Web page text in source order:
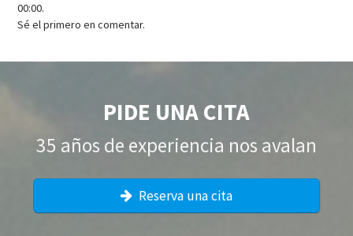
00:00.
Sé el primero en comentar.
PIDE UNA CITA
35 años de experiencia nos avalan
Reserva una cita